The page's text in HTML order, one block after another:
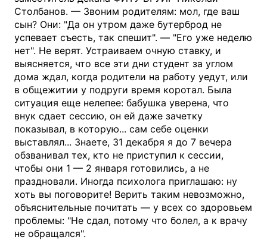
Столбанов. — Звоним родителям: мол, где ваш
сын? Они: "Да он утром даже бутерброд не
успевает съесть, так спешит". — "Его уже неделю
нет". Не верят. Устраиваем очную ставку, и
выясняется, что все эти дни студент за углом
дома ждал, когда родители на работу уедут, или
в общежитии у подруги время коротал. Была
ситуация еще нелепее: бабушка уверена, что
внук сдает сессию, он ей даже зачетку
показывал, в которую... сам себе оценки
выставлял... Знаете, 31 декабря я до 7 вечера
обзванивал тех, кто не приступил к сессии,
чтобы они 1 — 2 января готовились, а не
праздновали. Иногда психолога приглашаю: ну
хоть вы поговорите! Верить таким невозможно,
объяснительные почитать — у всех со здоровьем
проблемы: "Не сдал, потому что болел, а к врачу
не обращался".